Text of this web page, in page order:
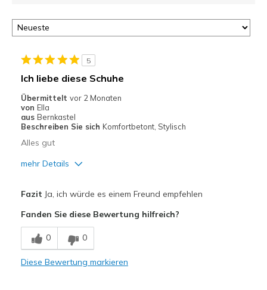
5
Ich liebe diese Schuhe
Übermittelt vor 2 Monaten
von Ella
aus Bernkastel
Beschreiben Sie sich Komfortbetont, Stylisch
Alles gut
mehr Details
Bequem
Hübsch
Fazit Ja, ich würde es einem Freund empfehlen
Fanden Sie diese Bewertung hilfreich?
0 0
Diese Bewertung markieren